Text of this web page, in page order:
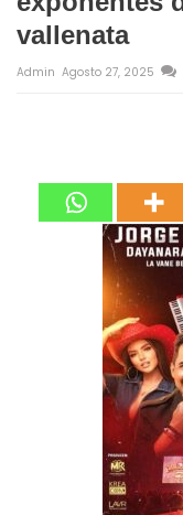
vallenata
Admin Agosto 27, 2025